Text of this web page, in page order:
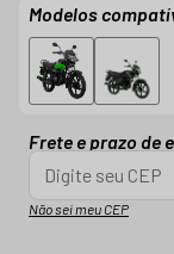
Modelos
Frete e prazo de
Não sei meu CEP